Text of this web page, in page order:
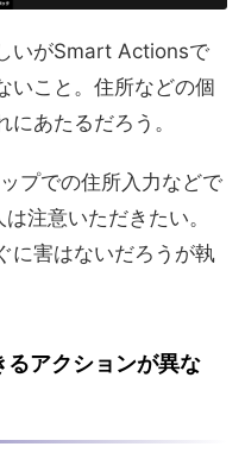
いがSmart Actionsで
いこと。住所などの個
あたるだろう。
プでの住所入力などで
注意いただきたい。
に害はないだろうが執
るアクションが異な